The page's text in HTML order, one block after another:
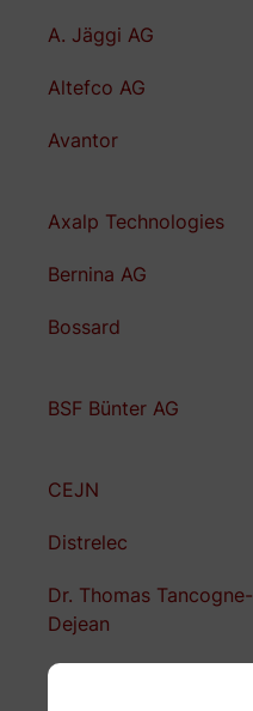
A. Jäggi AG
Altefco AG
Avantor
Axalp Technologies
Bernina AG
Bossard
BSF Bünter AG
CEJN
Distrelec
Dr. Thomas Tancogne-
Dejean
DTC